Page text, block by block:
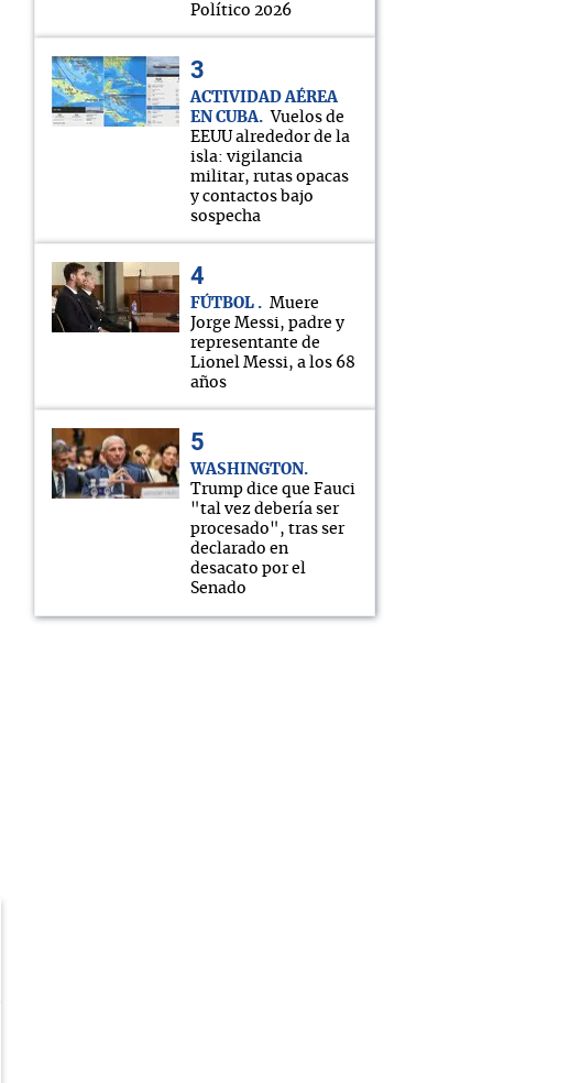
Político 2026
ACTIVIDAD AÉREA
EN CUBA
Vuelos de
EEUU alrededor de la
isla: vigilancia
militar, rutas opacas
y contactos bajo
sospecha
FÚTBOL
Muere
Jorge Messi, padre y
representante de
Lionel Messi, a los 68
años
WASHINGTON
Trump dice que Fauci
"tal vez debería ser
procesado", tras ser
declarado en
desacato por el
Senado